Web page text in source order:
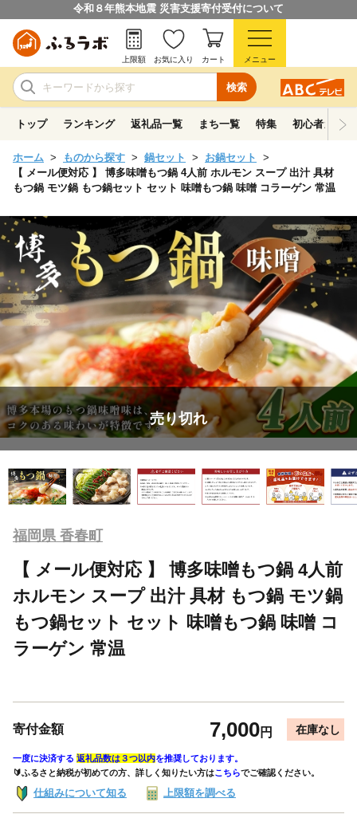
令和８年熊本地震 災害支援寄付受付について
検索
上限額 お気に入り カート メニュー
トップ ランキング 返礼品一覧 まち一覧 特集 初心者ガイド
ホーム ものから探す 鍋セット
お鍋セット
【 メール便対応 】 博多味噌もつ鍋 4人前 ホルモン スープ 出汁 具材
もつ鍋 モツ鍋 もつ鍋セット セット 味噌もつ鍋 味噌 コラーゲン 常温
売り切れ
福岡県 香春町
【 メール便対応 】 博多味噌もつ鍋 4人前
ホルモン スープ 出汁 具材 もつ鍋 モツ鍋
もつ鍋セット セット 味噌もつ鍋 味噌 コ
ラーゲン 常温
寄付金額 7,000円 在庫なし
一度に決済する 返礼品数は３つ以内を推奨しております。
🔰ふるさと納税が初めての方、詳しく知りたい方はこちらでご確認ください。
仕組みについて知る 上限額を調べる